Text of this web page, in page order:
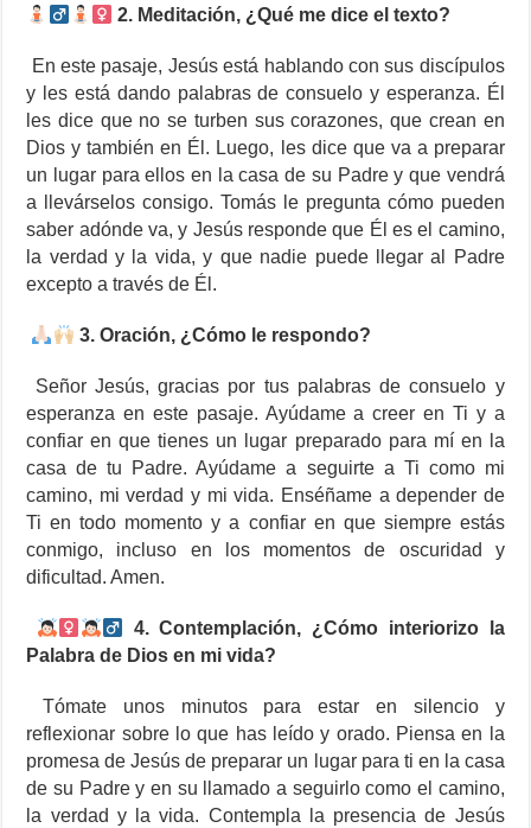
2. Meditación, ¿Qué me dice el texto?
En este pasaje, Jesús está hablando con sus discípulos
y les está dando palabras de consuelo y esperanza. Él
les dice que no se turben sus corazones, que crean en
Dios y también en Él. Luego, les dice que va a preparar
un lugar para ellos en la casa de su Padre y que vendrá
a llevárselos consigo. Tomás le pregunta cómo pueden
saber adónde va, y Jesús responde que Él es el camino,
la verdad y la vida, y que nadie puede llegar al Padre
excepto a través de Él.
3. Oración, ¿Cómo le respondo?
Señor Jesús, gracias por tus palabras de consuelo y
esperanza en este pasaje. Ayúdame a creer en Ti y a
confiar en que tienes un lugar preparado para mí en la
casa de tu Padre. Ayúdame a seguirte a Ti como mi
camino, mi verdad y mi vida. Enséñame a depender de
Ti en todo momento y a confiar en que siempre estás
conmigo, incluso en los momentos de oscuridad y
dificultad. Amen.
4. Contemplación, ¿Cómo interiorizo la
Palabra de Dios en mi vida?
Tómate unos minutos para estar en silencio y
reflexionar sobre lo que has leído y orado. Piensa en la
promesa de Jesús de preparar un lugar para ti en la casa
de su Padre y en su llamado a seguirlo como el camino,
la verdad y la vida. Contempla la presencia de Jesús